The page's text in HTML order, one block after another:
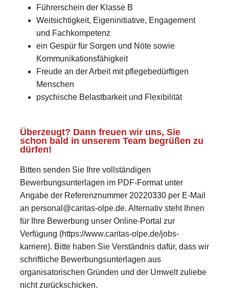
Führerschein der Klasse B
Weitsichtigkeit, Eigeninitiative, Engagement
und Fachkompetenz
ein Gespür für Sorgen und Nöte sowie
Kommunikationsfähigkeit
Freude an der Arbeit mit pflegebedürftigen
Menschen
psychische Belastbarkeit und Flexibilität
Überzeugt? Dann freuen wir uns, Sie
schon bald in unserem Team begrüßen zu
dürfen!
Bitten senden Sie Ihre vollständigen
Bewerbungsunterlagen im PDF-Format unter
Angabe der Referenznummer 20220330 per E-Mail
an personal@caritas-olpe.de. Alternativ steht Ihnen
für Ihre Bewerbung unser Online-Portal zur
Verfügung (https://www.caritas-olpe.de/jobs-
karriere). Bitte haben Sie Verständnis dafür, dass wir
schriftliche Bewerbungsunterlagen aus
organisatorischen Gründen und der Umwelt zuliebe
nicht zurückschicken.